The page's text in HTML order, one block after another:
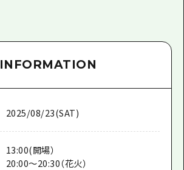
INFORMATION
2025/08/23(SAT)
13:00(開場）
20:00～20:30（花火）